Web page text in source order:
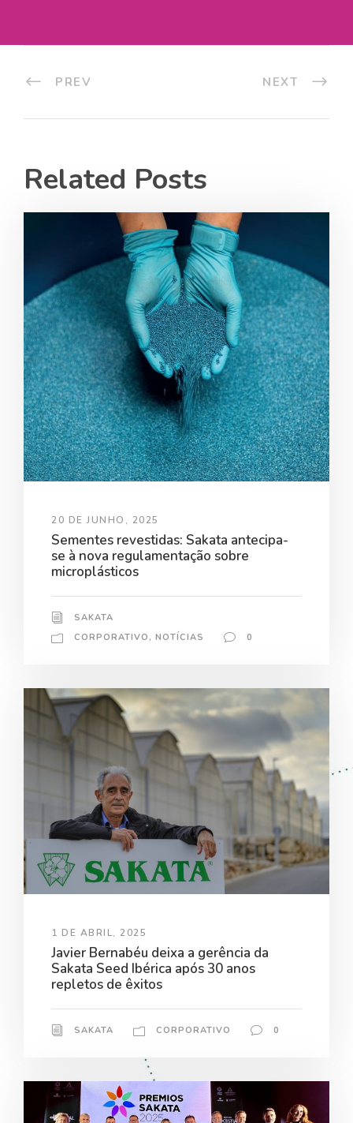
PREV NEXT
Related Posts
20 DE JUNHO, 2025
Sementes revestidas: Sakata antecipa-
se à nova regulamentação sobre
microplásticos
SAKATA
CORPORATIVO , NOTÍCIAS 0
1 DE ABRIL, 2025
Javier Bernabéu deixa a gerência da
Sakata Seed Ibérica após 30 anos
repletos de êxitos
SAKATA CORPORATIVO 0